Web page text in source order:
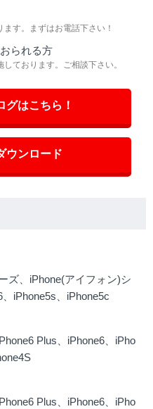
す。まずはお電話下さい！
られる方
ております。ご相談下さい。
グはこちら！
ウンロード
ズ、iPhone(アイフォン)シ
iPhone5s、iPhone5c
Plus、iPhone6、iPho
Plus、iPhone6、iPho